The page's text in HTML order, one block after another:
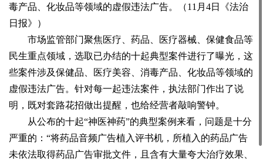
毒产品、化妆品等领域的虚假违法广告。（11月4日《法治
日报》）
市场监管部门聚焦医疗、药品、医疗器械、保健食品等
民生重点领域，选取已办结的十起典型案件进行了曝光，这
些案件涉及保健品、医疗美容、消毒产品、化妆品等领域的
虚假违法广告。针对每一起违法案件，执法部门作出了说
明，既对套路花招做出提醒，也给经营者敲响警钟。
从公布的十起“神医神药”的典型案例来看，问题是十分
严重的：“将药品音频广告植入评书机，所植入的药品广告
未依法取得药品广告审批文件，且含有大量夸大治疗效果、